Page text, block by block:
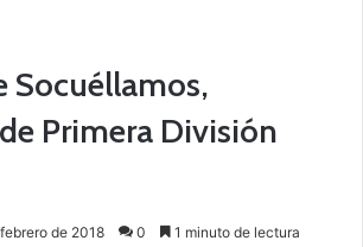
Socuéllamos,
Primera División
de 2018 0 1 minuto de lectura